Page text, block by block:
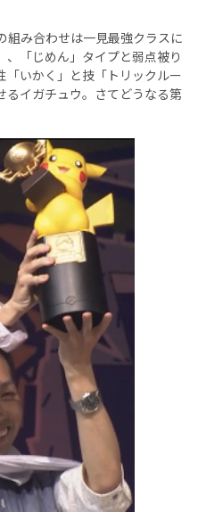
組み合わせは一見最強クラスに
「じめん」タイプと弱点被り
いかく」と技「トリックルー
るイガチュウ。さてどうなる第